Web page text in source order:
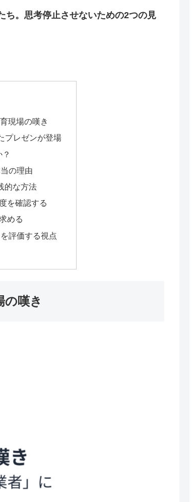
ち。思考停止させないための2つの見
現場の嘆き
プレゼンが登場
の理由
的な方法
を確認する
める
評価する視点
の嘆き